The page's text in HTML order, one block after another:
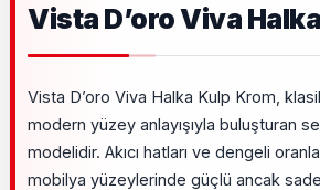
Vista D’oro Viva
Vista D’oro Viva Halka Kulp Krom,
modern yüzey anlayışıyla buluşturan
modelidir. Akıcı hatları ve dengeli
mobilya yüzeylerinde güçlü ancak